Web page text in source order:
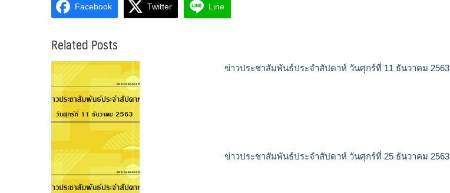
Facebook Twitter Line
Related Posts
ข่าวประชาสัมพันธ์ประจำสัปดาห์ วันศุกร์ที่ 11 ธันวาคม 2563
ข่าวประชาสัมพันธ์ประจำสัปดาห์ วันศุกร์ที่ 25 ธันวาคม 2563